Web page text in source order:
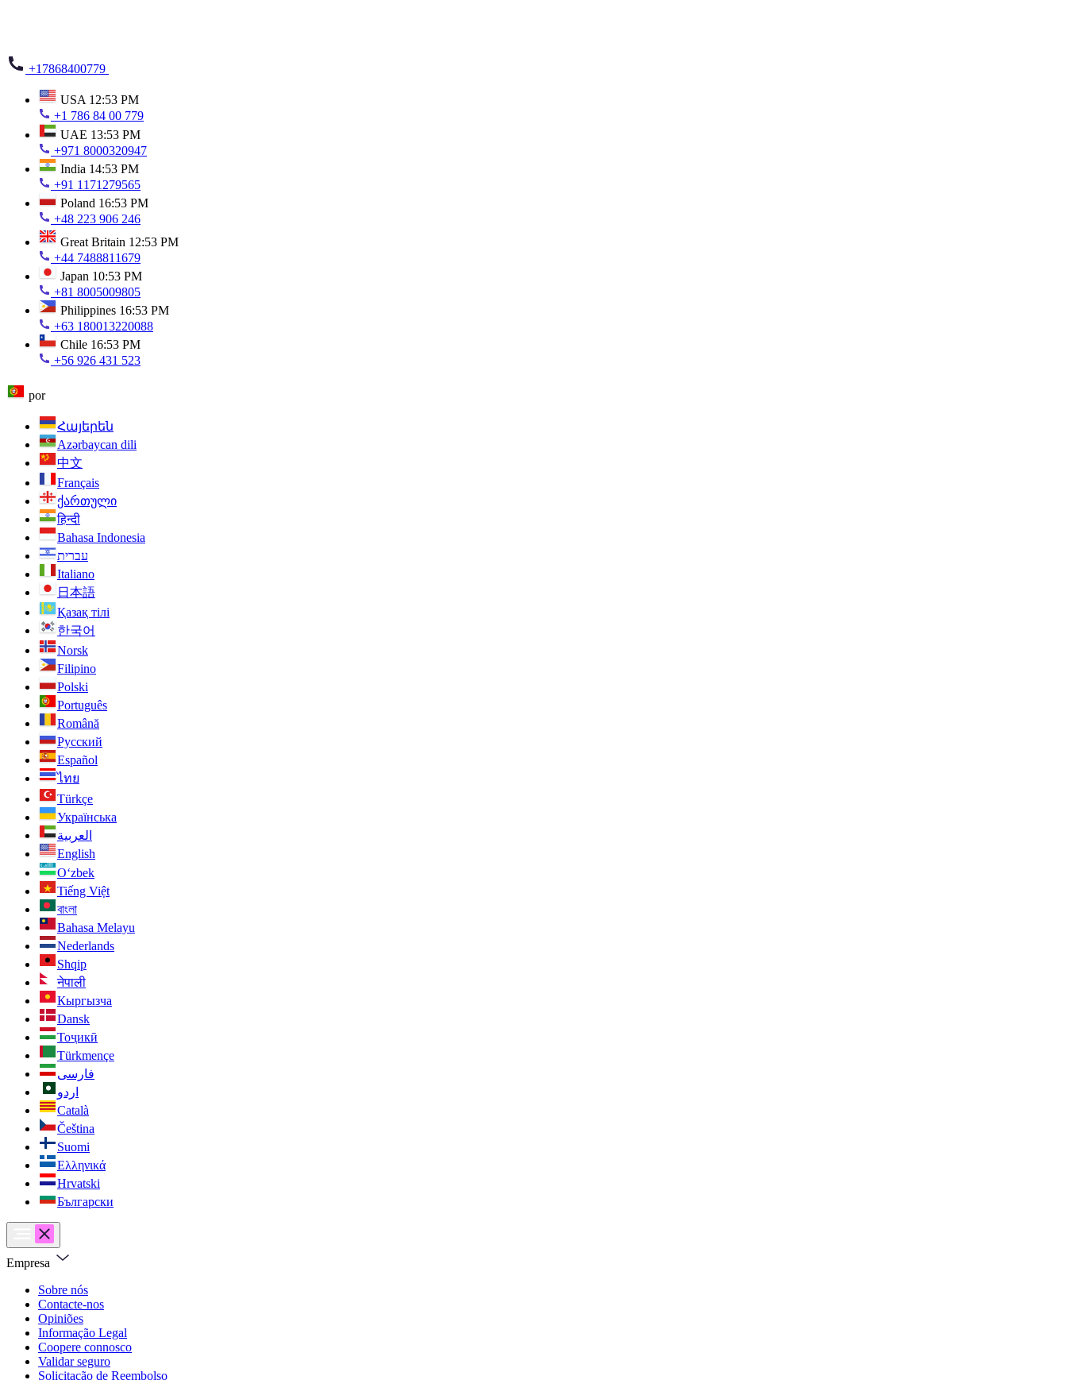
+17868400779
USA 12:53 PM
+1 786 84 00 779
UAE 13:53 PM
+971 8000320947
India 14:53 PM
+91 1171279565
Poland 16:53 PM
+48 223 906 246
Great Britain 12:53 PM
+44 7488811679
Japan 10:53 PM
+81 8005009805
Philippines 16:53 PM
+63 180013220088
Chile 16:53 PM
+56 926 431 523
por
Հայերեն
Azərbaycan dili
中文
Français
ქართული
हिन्दी
Bahasa Indonesia
עברית
Italiano
日本語
Қазақ тілі
한국어
Norsk
Filipino
Polski
Português
Română
Русский
Español
ไทย
Türkçe
Українська
العربية
English
O‘zbek
Tiếng Việt
বাংলা
Bahasa Melayu
Nederlands
Shqip
नेपाली
Кыргызча
Dansk
Тоҷикӣ
Türkmençe
فارسی
اردو
Català
Čeština
Suomi
Ελληνικά
Hrvatski
Български
Empresa
Sobre nós
Contacte-nos
Opiniões
Informação Legal
Coopere connosco
Validar seguro
Solicitação de Reembolso